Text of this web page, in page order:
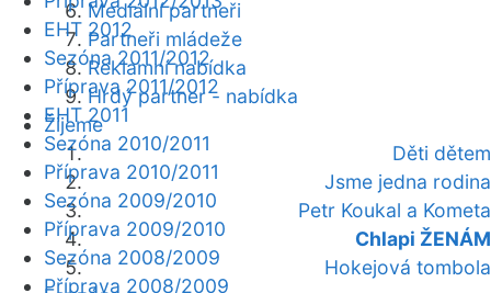
Mediální partneři
Partneři mládeže
Reklamní nabídka
Hrdý partner - nabídka
Žijeme
Děti dětem
Jsme jedna rodina
Petr Koukal a Kometa
Chlapi ŽENÁM
Hokejová tombola
EHT 2012
Sezóna 2011/2012
Příprava 2011/2012
EHT 2011
Sezóna 2010/2011
Příprava 2010/2011
Sezóna 2009/2010
Příprava 2009/2010
Sezóna 2008/2009
Příprava 2008/2009